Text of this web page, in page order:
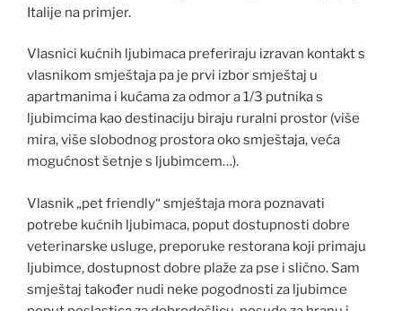
Italije na primjer.
Vlasnici kućnih ljubimaca preferiraju izravan kontakt s
vlasnikom smještaja pa je prvi izbor smještaj u
apartmanima i kućama za odmor a 1/3 putnika s
ljubimcima kao destinaciju biraju ruralni prostor (više
mira, više slobodnog prostora oko smještaja, veća
mogućnost šetnje s ljubimcem…).
Vlasnik „pet friendly“ smještaja mora poznavati
potrebe kućnih ljubimaca, poput dostupnosti dobre
veterinarske usluge, preporuke restorana koji primaju
ljubimce, dostupnost dobre plaže za pse i slično. Sam
smještaj također nudi neke pogodnosti za ljubimce